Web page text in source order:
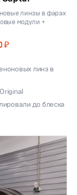
линзы в фарах
модули +
₽
линз в
до блеска